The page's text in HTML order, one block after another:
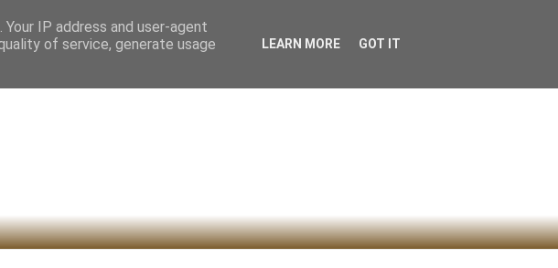
IP address and user-agent
of service, generate usage
LEARN MORE GOT IT